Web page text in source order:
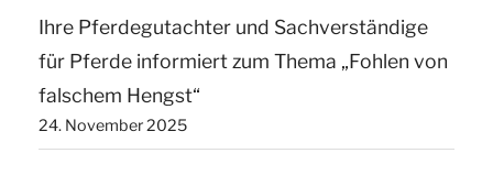
Ihre Pferdegutachter und Sachverständige
für Pferde informiert zum Thema „Fohlen von
falschem Hengst“
24. November 2025